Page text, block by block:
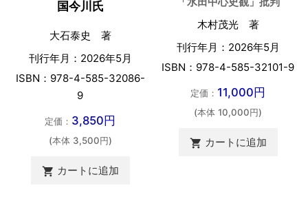
国今川氏
大石泰史 著
刊行年月：2026年5月
ISBN：978-4-585-32086-
9
定価： 3,850円
(本体 3,500円)
 カートに追加
木村茂光 著
刊行年月：2026年5月
ISBN：978-4-585-32101-9
定価： 11,000円
(本体 10,000円)
 カートに追加